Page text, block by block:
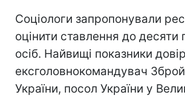
Соціологи запропонували
оцінити ставлення до десяти
осіб. Найвищі показники
ексголовнокомандувач
України, посол України у